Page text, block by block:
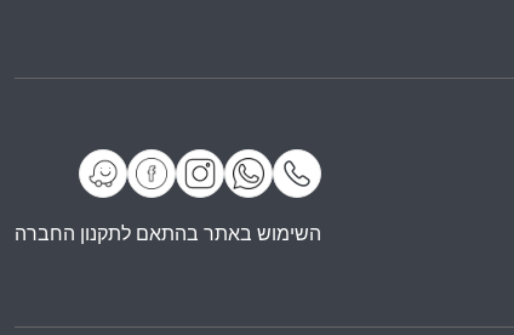
השימוש באתר בהתאם לתקנון החברה